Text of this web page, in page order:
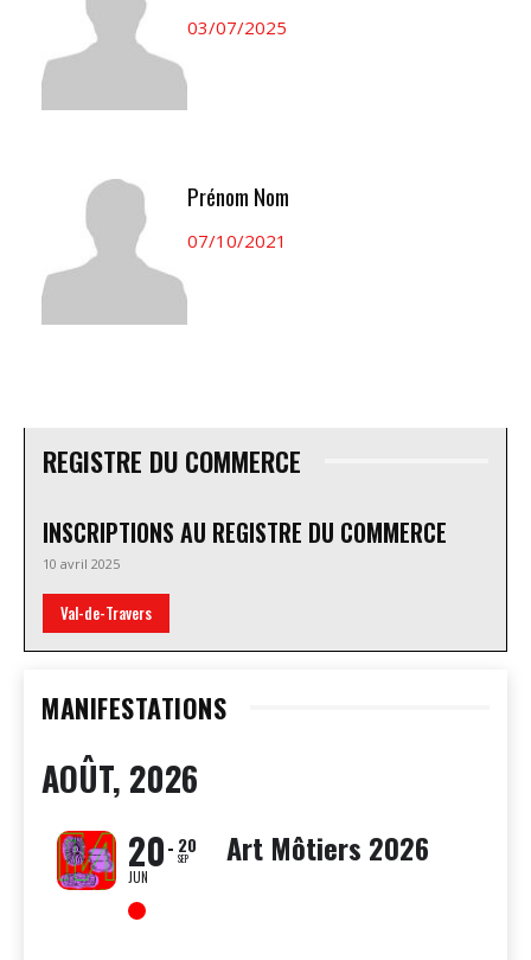
03/07/2025
Prénom Nom
07/10/2021
REGISTRE DU COMMERCE
INSCRIPTIONS AU REGISTRE DU COMMERCE
10 avril 2025
Val-de-Travers
MANIFESTATIONS
AOÛT, 2026
20
JUN
20
SEP Art Môtiers 2026